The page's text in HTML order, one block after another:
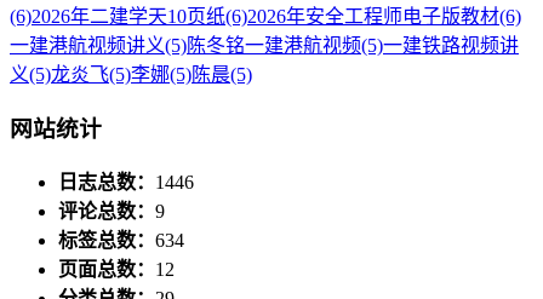
(6)2026年二建学天10页纸(6)2026年安全工程师电子版教材(6)
一建港航视频讲义(5)陈冬铭一建港航视频(5)一建铁路视频讲
义(5)龙炎飞(5)李娜(5)陈晨(5)
网站统计
日志总数： 1446
评论总数： 9
标签总数： 634
页面总数： 12